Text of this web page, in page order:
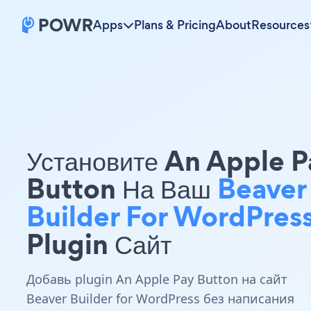
Apps Plans & PricingAboutResources
Установите An Apple
Button На Ваш Beaver
Builder For
Plugin Сайт
Добавь plugin An Apple Pay Button на сайт
Beaver Builder for WordPress без написания